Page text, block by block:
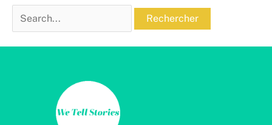
Rechercher :